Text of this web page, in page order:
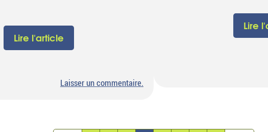
Lire l'article
Laisser un commentairesur
.
Lire